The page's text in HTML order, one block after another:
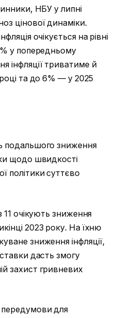
НБУ у липні
цінової динаміки.
очікується на рівні
у попередньому
інфляції триватиме й
та до 6% — у 2025
подальшого зниження
щодо швидкості
політики суттєво
11 очікують зниження
2023 року. На їхню
зниження інфляції,
дасть змогу
захист гривневих
для